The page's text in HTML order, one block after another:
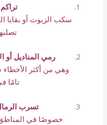
سكب الزيوت أو بقايا
رمي المناديل أو
وهي من أكثر
تسرب
خصوصًا في المناطق